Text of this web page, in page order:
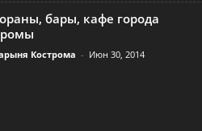
бары, кафе города
Кострома - Июн 30, 2014